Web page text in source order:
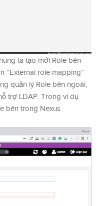
ta tạo mới Role bên
“External role mapping”
quản lý Role bên ngoài,
trợ LDAP. Trong ví dụ
bên trong Nexus